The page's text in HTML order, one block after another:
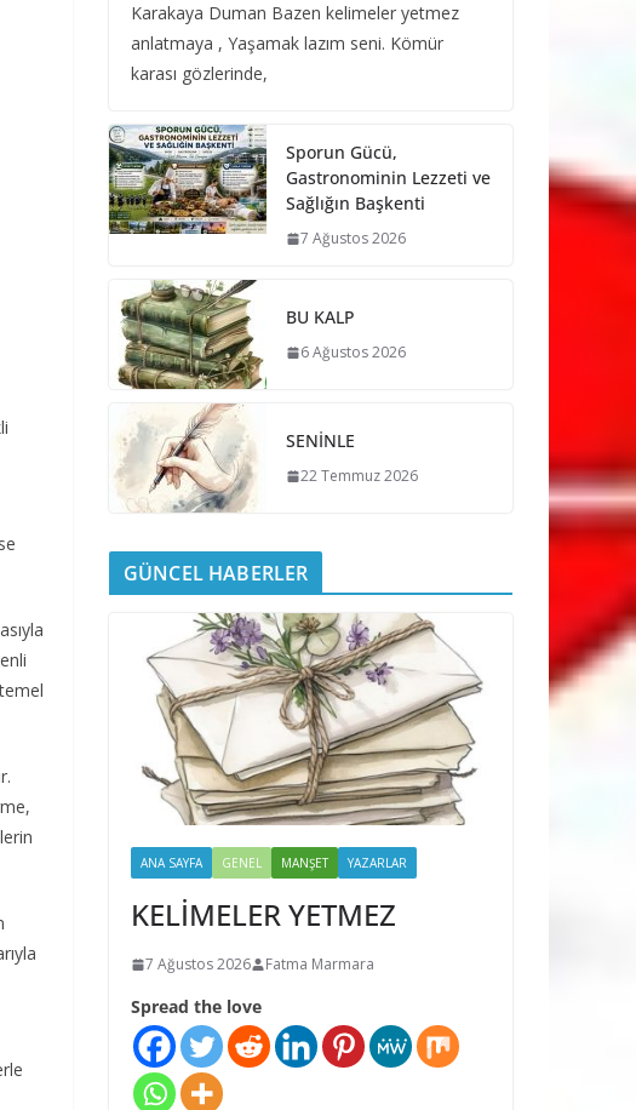
Karakaya Duman Bazen kelimeler yetmez
anlatmaya , Yaşamak lazım seni. Kömür
karası gözlerinde,
Sporun Gücü,
Gastronominin Lezzeti ve
Sağlığın Başkenti
7 Ağustos 2026
BU KALP
6 Ağustos 2026
SENİNLE
22 Temmuz 2026
GÜNCEL HABERLER
ANA SAYFA GENEL MANŞET YAZARLAR
KELİMELER YETMEZ
7 Ağustos 2026 Fatma Marmara
Spread the love